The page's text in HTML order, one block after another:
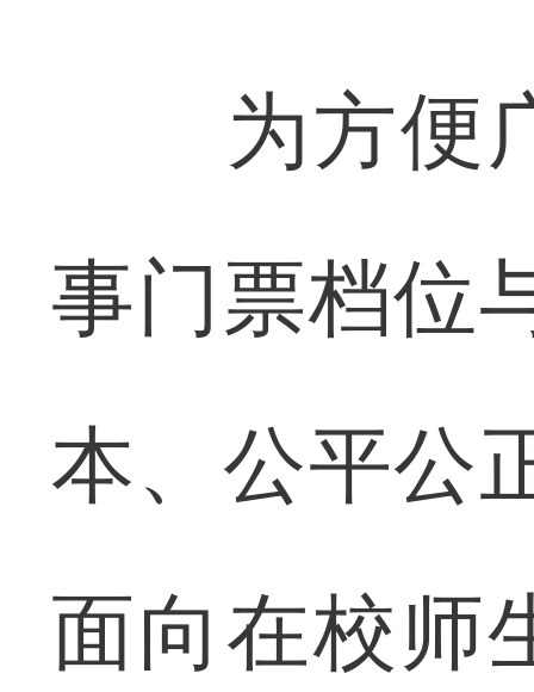
为方便广
事门票档位
本、公平公
面向在校师